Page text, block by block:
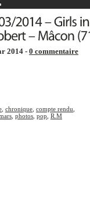
2014 - 0 commentaire
chronique compte rendu
photos pop R.M